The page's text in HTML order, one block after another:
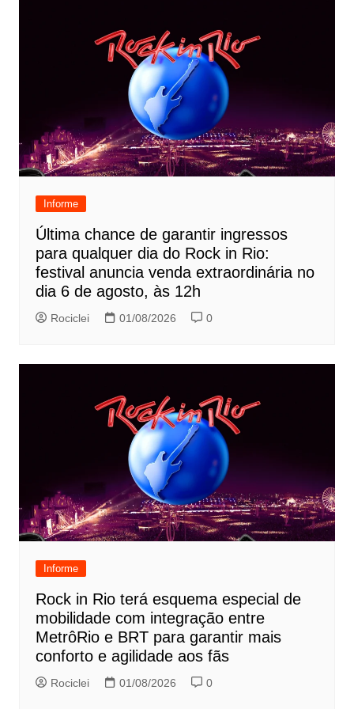
Informe
Última chance de garantir ingressos
para qualquer dia do Rock in Rio:
festival anuncia venda extraordinária no
dia 6 de agosto, às 12h
Rociclei 01/08/2026 0
Informe
Rock in Rio terá esquema especial de
mobilidade com integração entre
MetrôRio e BRT para garantir mais
conforto e agilidade aos fãs
Rociclei 01/08/2026 0